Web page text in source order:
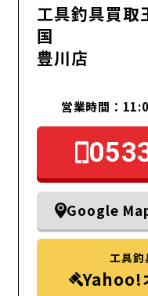
工具釣具買取
国
豊川店
営業時間：
Google
工具釣
Yahoo!